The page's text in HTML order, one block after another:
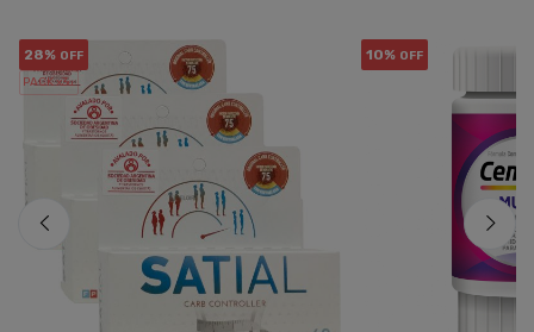
28% OFF
PACK x3u.
10% OFF